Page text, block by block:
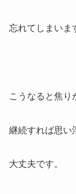
忘れてしまいま
こうなると焦り
継続すれば思い
大丈夫です。